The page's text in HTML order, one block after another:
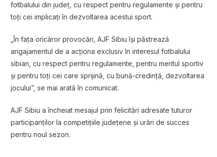
fotbalului din județ, cu respect pentru regulamente și pentru
toți cei implicați în dezvoltarea acestui sport.
„În fața oricăror provocări, AJF Sibiu își păstrează
angajamentul de a acționa exclusiv în interesul fotbalului
sibian, cu respect pentru regulamente, pentru meritul sportiv
și pentru toți cei care sprijină, cu bună-credință, dezvoltarea
jocului”, se mai arată în comunicat.
AJF Sibiu a încheiat mesajul prin felicitări adresate tuturor
participanților la competițiile județene și urări de succes
pentru noul sezon.